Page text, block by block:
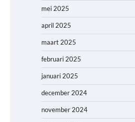
mei 2025
april 2025
maart 2025
februari 2025
januari 2025
december 2024
november 2024